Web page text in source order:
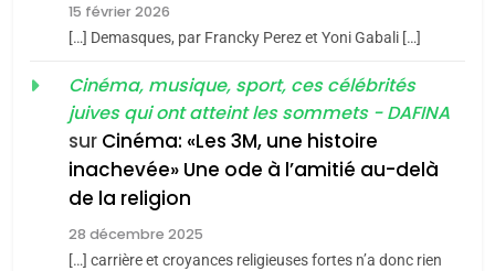
«Tu dis génocide, je dis
guerre»: La nouvelle
chanson de Boy George
ISRAÉL JUDAISME
15 février 2026
[…] Demasques, par Francky Perez et Yoni Gabali […]
Cinéma, musique, sport, ces célébrités
juives qui ont atteint les sommets - DAFINA
sur Cinéma: «Les 3M, une histoire
inachevée» Une ode à l’amitié au-delà
de la religion
28 décembre 2025
[…] carrière et croyances religieuses fortes n’a donc rien
meurtrière selon le rapport
l’antisémitisme
FIÈRE, DIGNE ET RÉSILIENTE :
POURQUOI JE REVENDIQUE
MA JUDAÏTE par Thérèse
Zrihen-Dvir
ISRAÉL